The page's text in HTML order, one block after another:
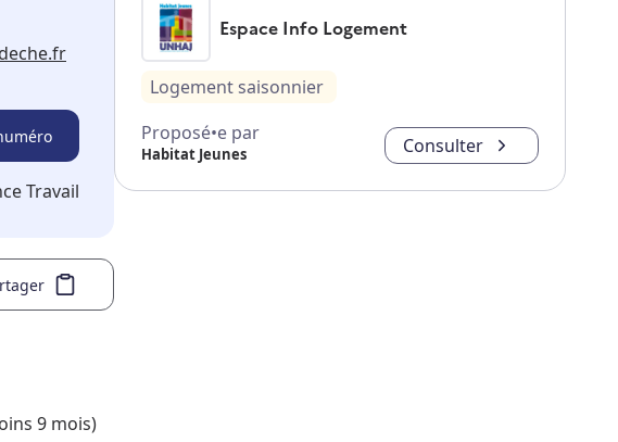
Travail
9 mois)
Espace Info Logement
Logement saisonnier
Proposé•e par
Habitat Jeunes Consulter